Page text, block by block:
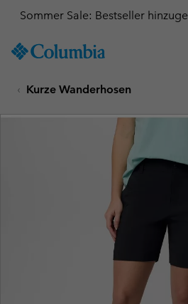
TO
SKIP
MAIN
Sommer Sale: Bestseller
Kurze Wanderhosen